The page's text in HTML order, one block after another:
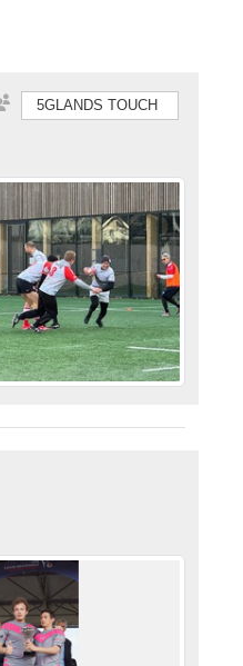
5GLANDS TOUCH